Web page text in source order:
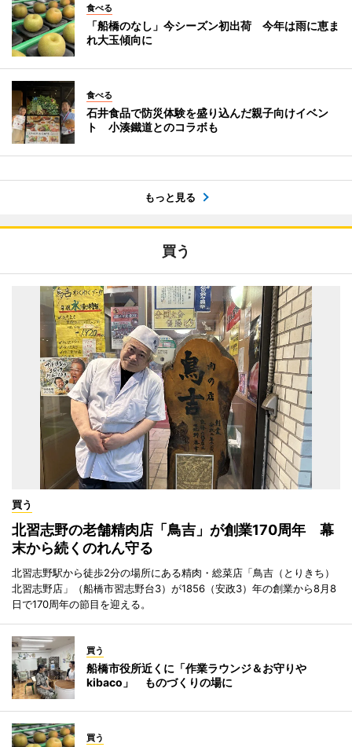
食べる
「船橋のなし」今シーズン初出荷 今年は雨に恵ま
れ大玉傾向に
食べる
石井食品で防災体験を盛り込んだ親子向けイベン
ト 小湊鐵道とのコラボも
もっと見る
買う
買う
北習志野の老舗精肉店「鳥吉」が創業170周年 幕
末から続くのれん守る
北習志野駅から徒歩2分の場所にある精肉・総菜店「鳥吉（とりきち）
北習志野店」（船橋市習志野台3）が1856（安政3）年の創業から8月8
日で170周年の節目を迎える。
買う
船橋市役所近くに「作業ラウンジ＆お守りや
kibaco」 ものづくりの場に
買う